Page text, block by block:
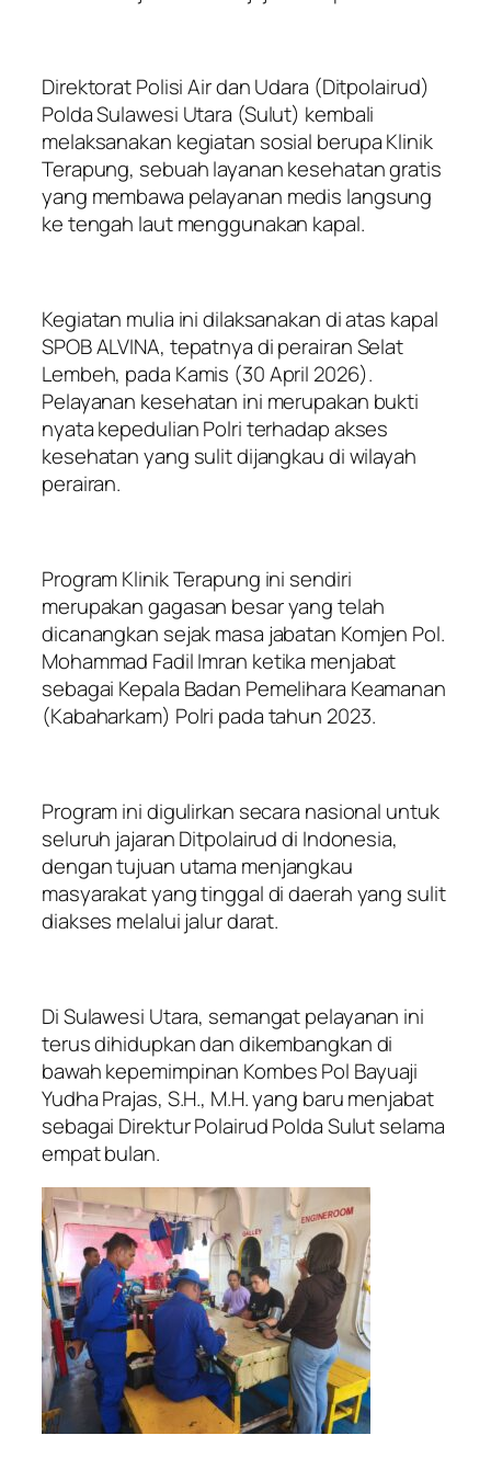
Direktorat Polisi Air dan Udara (Ditpolairud)
Polda Sulawesi Utara (Sulut) kembali
melaksanakan kegiatan sosial berupa Klinik
Terapung, sebuah layanan kesehatan gratis
yang membawa pelayanan medis langsung
ke tengah laut menggunakan kapal.
Kegiatan mulia ini dilaksanakan di atas kapal
SPOB ALVINA, tepatnya di perairan Selat
Lembeh, pada Kamis (30 April 2026).
Pelayanan kesehatan ini merupakan bukti
nyata kepedulian Polri terhadap akses
kesehatan yang sulit dijangkau di wilayah
perairan.
Program Klinik Terapung ini sendiri
merupakan gagasan besar yang telah
dicanangkan sejak masa jabatan Komjen Pol.
Mohammad Fadil Imran ketika menjabat
sebagai Kepala Badan Pemelihara Keamanan
(Kabaharkam) Polri pada tahun 2023.
Program ini digulirkan secara nasional untuk
seluruh jajaran Ditpolairud di Indonesia,
dengan tujuan utama menjangkau
masyarakat yang tinggal di daerah yang sulit
diakses melalui jalur darat.
Di Sulawesi Utara, semangat pelayanan ini
terus dihidupkan dan dikembangkan di
bawah kepemimpinan Kombes Pol Bayuaji
Yudha Prajas, S.H., M.H. yang baru menjabat
sebagai Direktur Polairud Polda Sulut selama
empat bulan.